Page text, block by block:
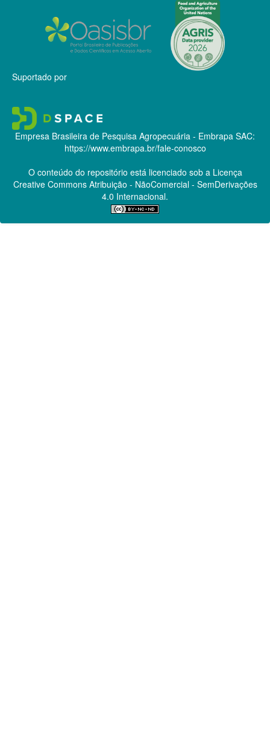
Suportado por
Empresa Brasileira de Pesquisa Agropecuária - Embrapa SAC:
https://www.embrapa.br/fale-conosco
O conteúdo do repositório está licenciado sob a Licença
Creative CommonsAtribuição - NãoComercial - SemDerivações
4.0 Internacional.